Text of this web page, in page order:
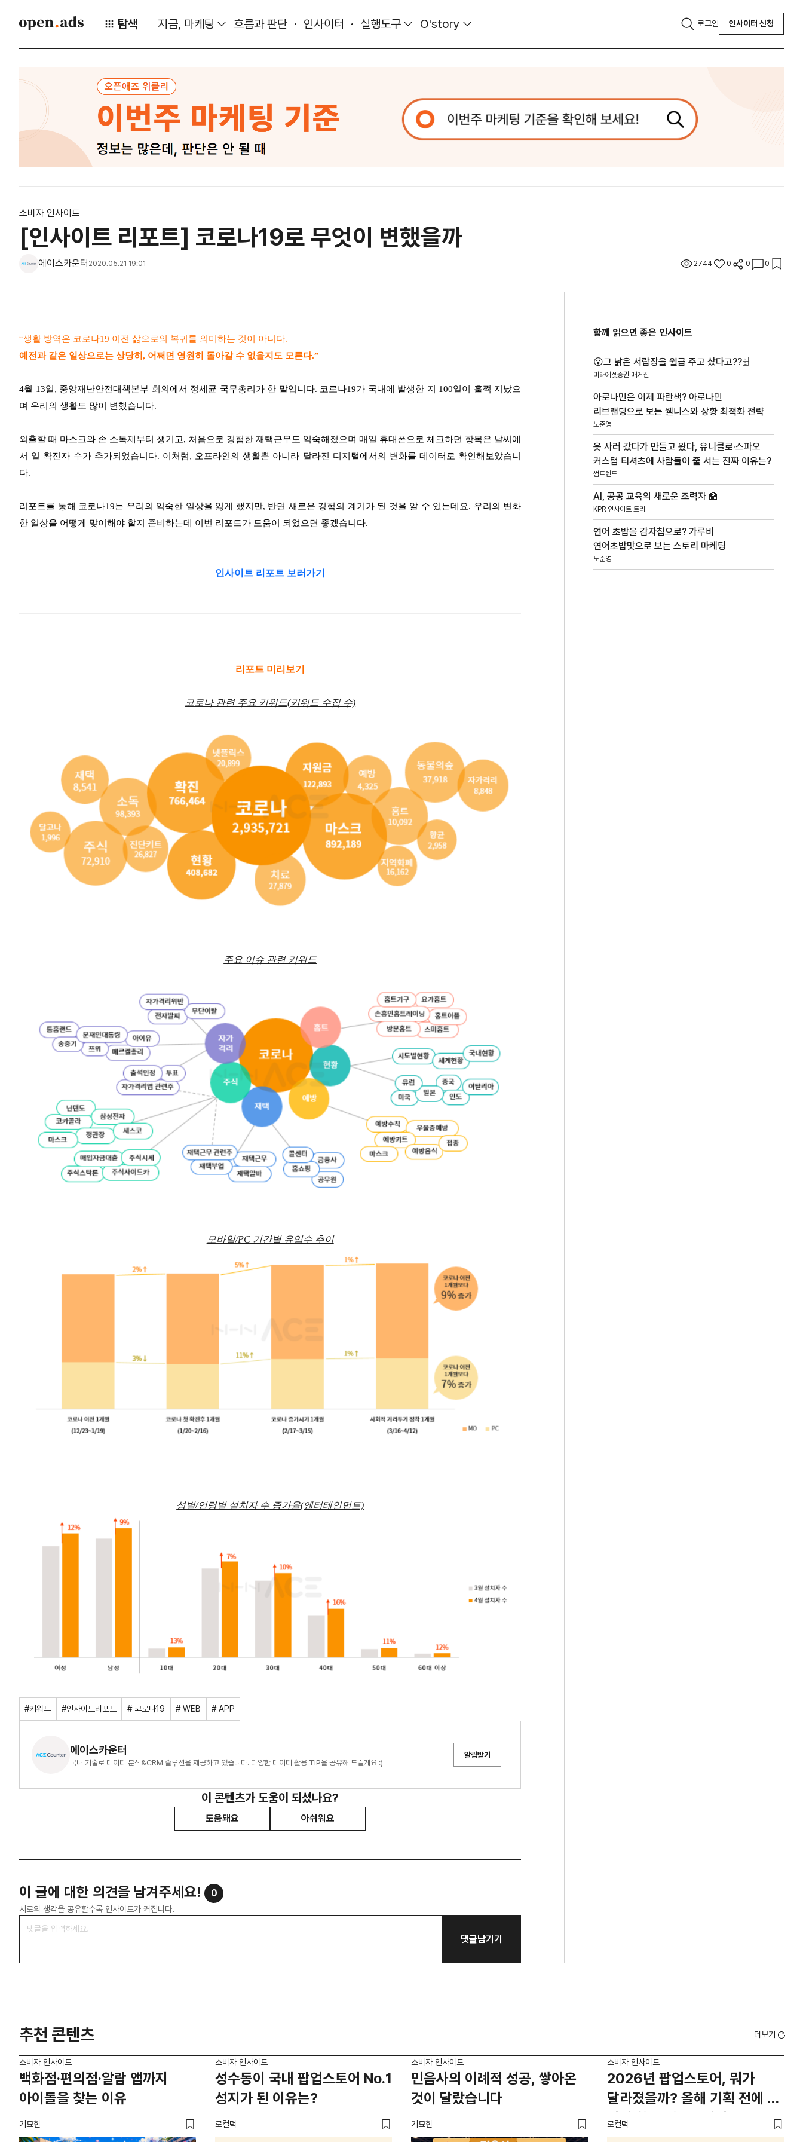
탐색 지금, 마케팅 흐름과 판단 인사이터 실행도구 O'story 로그인 인사이터 신청
소비자 인사이트
[인사이트 리포트] 코로나19로 무엇이 변했을까
에이스카운터 2020.05.21 19:01 2744 0 0 0
​ “생활 방역은 코로나19 이전 삶으로의 복귀를 의미하는 것이 아니다.
예전과 같은 일상으로는 상당히, 어쩌면 영원히 돌아갈 수 없을지도 모른다.”
4월 13일, 중앙재난안전대책본부 회의에서 정세균 국무총리가 한 말입니다. 코로나19가 국내에 발생한 지 100일이 훌쩍 지났으
며 우리의 생활도 많이 변했습니다.
외출할 때 마스크와 손 소독제부터 챙기고, 처음으로 경험한 재택근무도 익숙해졌으며매일 휴대폰으로 체크하던 항목은 날씨에
서 일 확진자 수가 추가되었습니다. 이처럼, 오프라인의 생활뿐 아니라 달라진 디지털에서의 변화를 데이터로 확인해보았습니
다.
리포트를 통해 코로나19는 우리의 익숙한 일상을 잃게 했지만, 반면 새로운 경험의 계기가 된 것을 알 수 있는데요. 우리의 변화
한 일상을 어떻게 맞이해야 할지 준비하는데 이번 리포트가 도움이 되었으면 좋겠습니다.
인사이트 리포트 보러가기
리포트 미리보기
코로나 관련 주요 키워드(키워드 수집 수)
주요 이슈 관련 키워드
모바일/PC 기간별 유입수 추이
성별/연령별 설치자 수 증가율(엔터테인먼트)
#키워드 #인사이트리포트 # 코로나19 # WEB # APP
에이스카운터
국내 기술로 데이터 분석&CRM 솔루션을 제공하고 있습니다. 다양한 데이터 활용 TIP을 공유해 드릴게요 :)
알림받기
이 콘텐츠가 도움이 되셨나요?
도움돼요 아쉬워요
이 글에 대한 의견을 남겨주세요! 0
서로의 생각을 공유할수록 인사이트가 커집니다.
댓글남기기
함께 읽으면 좋은 인사이트
😮그 낡은 서랍장을 월급 주고 샀다고??🗄️
미래에셋증권 매거진
아로나민은 이제 파란색? 아로나민
리브랜딩으로 보는 웰니스와 상황 최적화 전략
노준영
옷 사러 갔다가 만들고 왔다, 유니클로·스파오
커스텀 티셔츠에 사람들이 줄 서는 진짜 이유는?
썸트렌드
AI, 공공 교육의 새로운 조력자 🏫
KPR 인사이트 트리
연어 초밥을 감자칩으로? 가루비
연어초밥맛으로 보는 스토리 마케팅
노준영
추천 콘텐츠 더보기
소비자 인사이트
백화점·편의점·알람 앱까지
아이돌을 찾는 이유
기묘한
소비자 인사이트
성수동이 국내 팝업스토어 No.1
성지가 된 이유는?
로컬덕
소비자 인사이트
민음사의 이례적 성공, 쌓아온
것이 달랐습니다
기묘한
소비자 인사이트
2026년 팝업스토어, 뭐가
달라졌을까? 올해 기획 전에 꼭
봐야 할 트렌드 4가지
로컬덕